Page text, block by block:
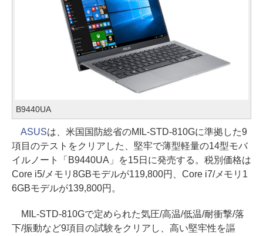
B9440UA
ASUSは、米国国防総省のMIL-STD-810Gに準拠した9
項目のテストをクリアした、堅牢で薄型軽量の14型モバ
イルノート「B9440UA」を15日に発売する。税別価格は
Core i5/メモリ8GBモデルが119,800円、Core i7/メモリ1
6GBモデルが139,800円。
MIL-STD-810Gで定められた気圧/高温/低温/耐衝撃/落
下/振動など9項目の試験をクリアし、高い堅牢性を謳